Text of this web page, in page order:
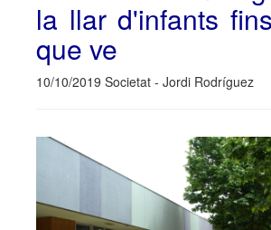
la llar d'infants
que ve
10/10/2019 Societat - Jordi Rodríguez